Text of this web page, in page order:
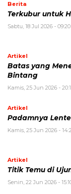
Berita
Terkubur untuk
Sabtu, 18 Jul 2026 -
Artikel
Batas yang
Bintang
Kamis, 25 Jun 2026 -
Artikel
Padamnya
Kamis, 25 Jun 2026 -
Artikel
Titik Temu di
Senin, 22 Jun 2026 -